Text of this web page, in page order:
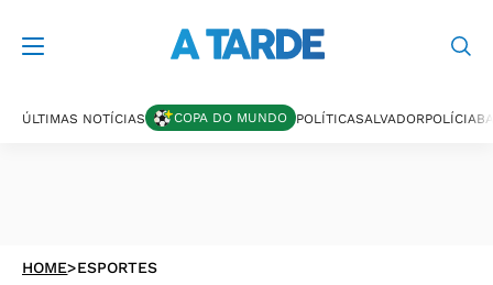
ÚLTIMAS NOTÍCIAS COPA DO MUNDO POLÍTICASALVADORPOLÍCIA
HOME>ESPORTES